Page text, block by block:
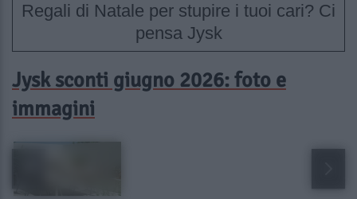
Regali di Natale per stupire i tuoi cari? Ci
pensa Jysk
Jysk sconti giugno 2026: foto e
immagini